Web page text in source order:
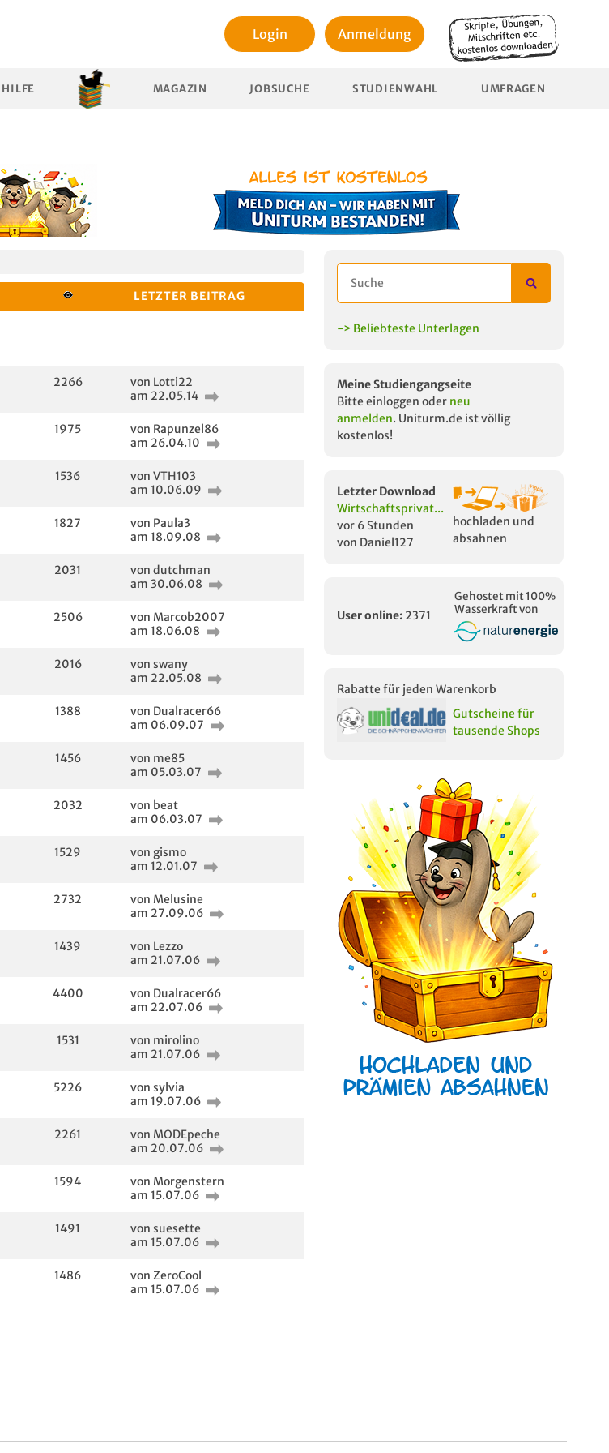
Login Anmeldung
HILFE MAGAZIN JOBSUCHE STUDIENWAHL UMFRAGEN
LETZTER BEITRAG
2266
von Lotti22
am 22.05.14
1975
von Rapunzel86
am 26.04.10
1536
von VTH103
am 10.06.09
1827
von Paula3
am 18.09.08
2031
von dutchman
am 30.06.08
2506
von Marcob2007
am 18.06.08
2016
von swany
am 22.05.08
1388
von Dualracer66
am 06.09.07
1456
von me85
am 05.03.07
2032
von beat
am 06.03.07
1529
von gismo
am 12.01.07
2732
von Melusine
am 27.09.06
1439
von Lezzo
am 21.07.06
4400
von Dualracer66
am 22.07.06
1531
von mirolino
am 21.07.06
5226
von sylvia
am 19.07.06
2261
von MODEpeche
am 20.07.06
1594
von Morgenstern
am 15.07.06
1491
von suesette
am 15.07.06
1486
von ZeroCool
am 15.07.06
-> Beliebteste Unterlagen
Meine Studiengangseite
Bitte einloggen oder neu
anmelden. Uniturm.de ist völlig
kostenlos!
Letzter Download
Wirtschaftsprivat...
vor 6 Stunden
von Daniel127
hochladen und
absahnen
User online: 2371
Gehostet mit 100%
Wasserkraft von
Rabatte für jeden Warenkorb
Gutscheine für
tausende Shops